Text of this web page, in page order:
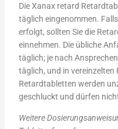
Die Xanax retard
täglich eingenommen.
erfolgt, sollten Sie die
einnehmen. Die übliche
täglich; je nach
täglich, und in vereinzelten
Retardtabletten werden
geschluckt und dürfen
Weitere